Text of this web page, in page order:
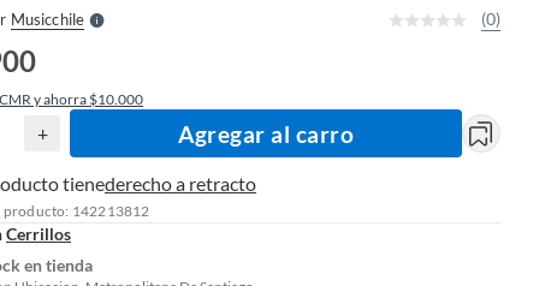
MusicchileS (0)
y ahorra $10.000
+ Agregar al carro
tienederecho a retracto
producto: 142213812
Cerrillos
en tienda